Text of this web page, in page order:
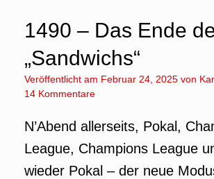
1490 – Das Ende
„Sandwichs“
Veröffentlicht am Februar 24, 2025 von
14 Kommentare
N’Abend allerseits, Pokal,
League, Champions League
wieder Pokal – der neue